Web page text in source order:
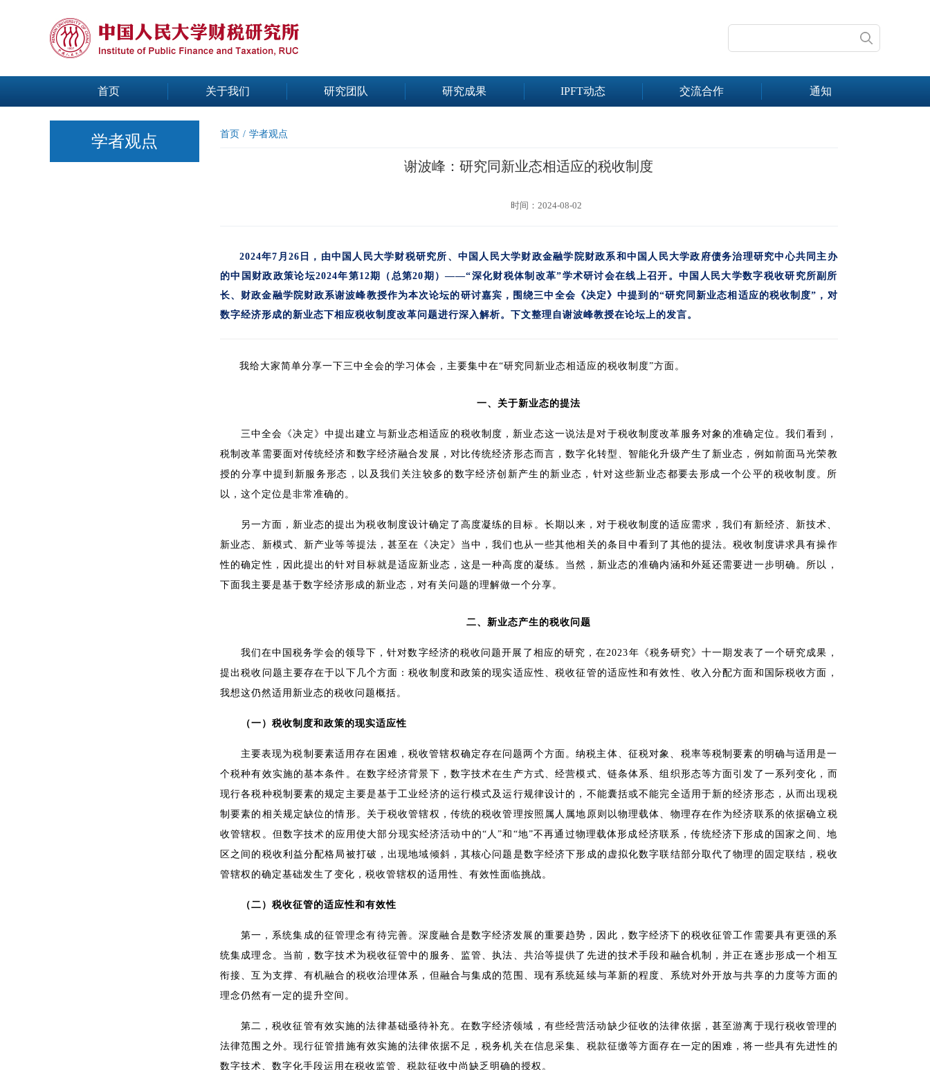
首页 关于我们 研究团队 研究成果 IPFT动态 交流合作 通知
学者观点 首页 / 学者观点
谢波峰：研究同新业态相适应的税收制度
时间：2024-08-02
2024年7月26日，由中国人民大学财税研究所、中国人民大学财政金融学院财政系和中国人民大学政府债务治理研究中心共同主办
的中国财政政策论坛2024年第12期（总第20期）——“深化财税体制改革”学术研讨会在线上召开。中国人民大学数字税收研究所副所
长、财政金融学院财政系谢波峰教授作为本次论坛的研讨嘉宾，围绕三中全会《决定》中提到的“研究同新业态相适应的税收制度”，对
数字经济形成的新业态下相应税收制度改革问题进行深入解析。下文整理自谢波峰教授在论坛上的发言。
我给大家简单分享一下三中全会的学习体会，主要集中在“研究同新业态相适应的税收制度”方面。
一、关于新业态的提法
三中全会《决定》中提出建立与新业态相适应的税收制度，新业态这一说法是对于税收制度改革服务对象的准确定位。我们看到，
税制改革需要面对传统经济和数字经济融合发展，对比传统经济形态而言，数字化转型、智能化升级产生了新业态，例如前面马光荣教
授的分享中提到新服务形态，以及我们关注较多的数字经济创新产生的新业态，针对这些新业态都要去形成一个公平的税收制度。所
以，这个定位是非常准确的。
另一方面，新业态的提出为税收制度设计确定了高度凝练的目标。长期以来，对于税收制度的适应需求，我们有新经济、新技术、
新业态、新模式、新产业等等提法，甚至在《决定》当中，我们也从一些其他相关的条目中看到了其他的提法。税收制度讲求具有操作
性的确定性，因此提出的针对目标就是适应新业态，这是一种高度的凝练。当然，新业态的准确内涵和外延还需要进一步明确。所以，
下面我主要是基于数字经济形成的新业态，对有关问题的理解做一个分享。
二、新业态产生的税收问题
我们在中国税务学会的领导下，针对数字经济的税收问题开展了相应的研究，在2023年《税务研究》十一期发表了一个研究成果，
提出税收问题主要存在于以下几个方面：税收制度和政策的现实适应性、税收征管的适应性和有效性、收入分配方面和国际税收方面，
我想这仍然适用新业态的税收问题概括。
（一）税收制度和政策的现实适应性
主要表现为税制要素适用存在困难，税收管辖权确定存在问题两个方面。纳税主体、征税对象、税率等税制要素的明确与适用是一
个税种有效实施的基本条件。在数字经济背景下，数字技术在生产方式、经营模式、链条体系、组织形态等方面引发了一系列变化，而
现行各税种税制要素的规定主要是基于工业经济的运行模式及运行规律设计的，不能囊括或不能完全适用于新的经济形态，从而出现税
制要素的相关规定缺位的情形。关于税收管辖权，传统的税收管理按照属人属地原则以物理载体、物理存在作为经济联系的依据确立税
收管辖权。但数字技术的应用使大部分现实经济活动中的“人”和“地”不再通过物理载体形成经济联系，传统经济下形成的国家之间、地
区之间的税收利益分配格局被打破，出现地域倾斜，其核心问题是数字经济下形成的虚拟化数字联结部分取代了物理的固定联结，税收
管辖权的确定基础发生了变化，税收管辖权的适用性、有效性面临挑战。
（二）税收征管的适应性和有效性
第一，系统集成的征管理念有待完善。深度融合是数字经济发展的重要趋势，因此，数字经济下的税收征管工作需要具有更强的系
统集成理念。当前，数字技术为税收征管中的服务、监管、执法、共治等提供了先进的技术手段和融合机制，并正在逐步形成一个相互
衔接、互为支撑、有机融合的税收治理体系，但融合与集成的范围、现有系统延续与革新的程度、系统对外开放与共享的力度等方面的
理念仍然有一定的提升空间。
第二，税收征管有效实施的法律基础亟待补充。在数字经济领域，有些经营活动缺少征收的法律依据，甚至游离于现行税收管理的
法律范围之外。现行征管措施有效实施的法律依据不足，税务机关在信息采集、税款征缴等方面存在一定的困难，将一些具有先进性的
数字技术、数字化手段运用在税收监管、税款征收中尚缺乏明确的授权。